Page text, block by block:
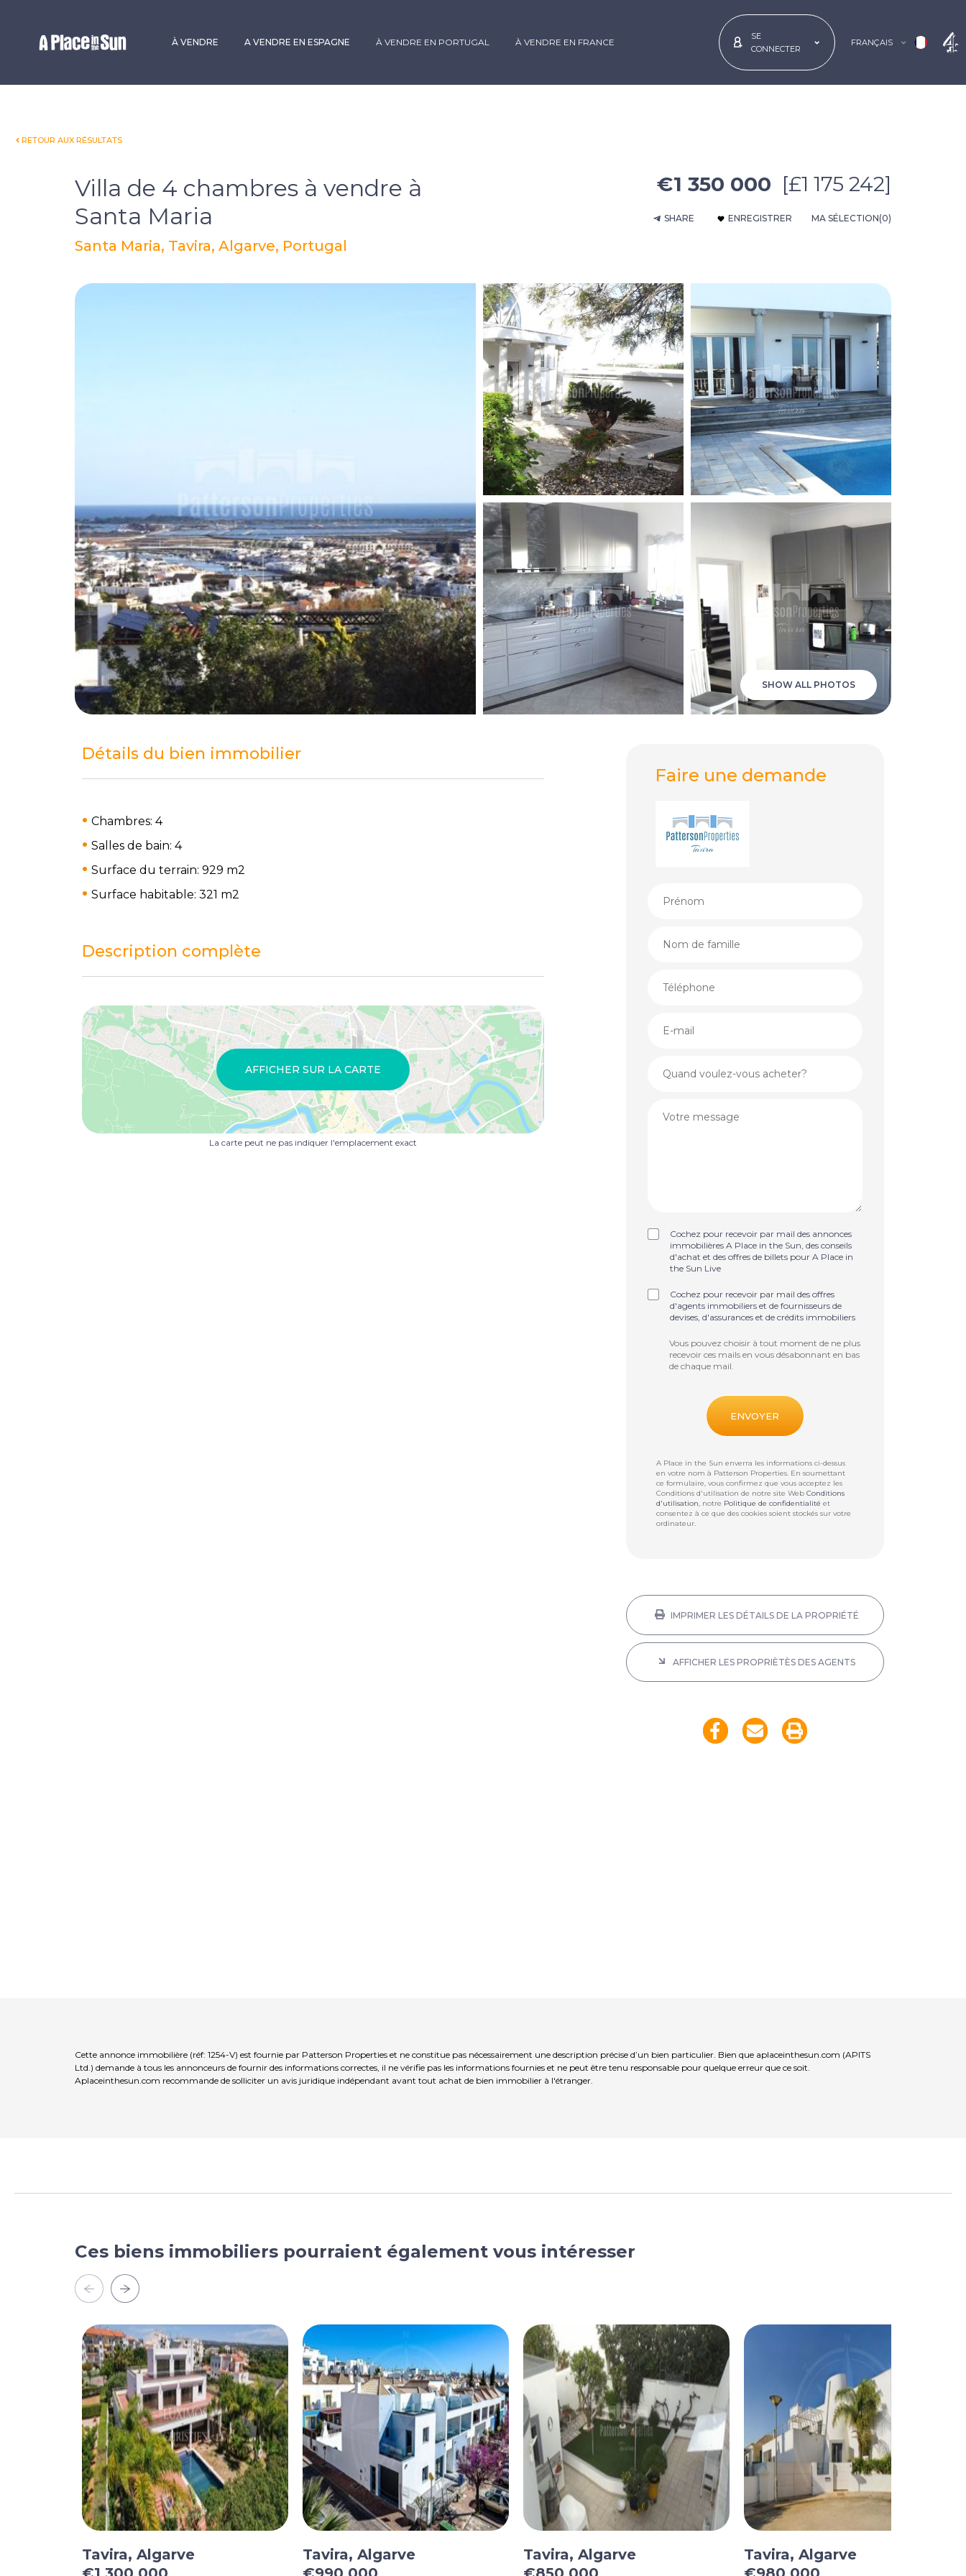
À VENDRE A VENDRE EN ESPAGNE À VENDRE EN PORTUGAL À VENDRE EN FRANCE
SE
CONNECTER
FRANÇAIS
RETOUR AUX RÉSULTATS
Villa de 4 chambres à vendre à
Santa Maria
Santa Maria, Tavira, Algarve, Portugal
€1 350 000 [£1 175 242]
SHARE ENREGISTRER MA SÉLECTION(0)
SHOW ALL PHOTOS
Détails du bien immobilier
Chambres: 4
Salles de bain: 4
Surface du terrain: 929 m2
Surface habitable: 321 m2
Description complète
AFFICHER SUR LA CARTE
La carte peut ne pas indiquer l'emplacement exact
Faire une demande
Cochez pour recevoir par mail des annonces
immobilières A Place in the Sun, des conseils
d'achat et des offres de billets pour A Place in
the Sun Live
Cochez pour recevoir par mail des offres
d'agents immobiliers et de fournisseurs de
devises, d'assurances et de crédits immobiliers
Vous pouvez choisir à tout moment de ne plus
recevoir ces mails en vous désabonnant en bas
de chaque mail.
A Place in the Sun enverra les informations ci-dessus
en votre nom à Patterson Properties. En soumettant
ce formulaire, vous confirmez que vous acceptez les
Conditions d'utilisation de notre site WebConditions
d'utilisation, notre Politique de confidentialité et
consentez à ce que des cookies soient stockés sur votre
ordinateur.
IMPRIMER LES DÉTAILS DE LA PROPRIÉTÉ
AFFICHER LES PROPRIÈTÈS DES AGENTS
Cette annonce immobilière (réf: 1254-V) est fournie par Patterson Properties et ne constitue pas nécessairement une description précise d’un bien particulier. Bien que aplaceinthesun.com (APITS
Ltd.) demande à tous les annonceurs de fournir des informations correctes, il ne vérifie pas les informations fournies et ne peut être tenu responsable pour quelque erreur que ce soit.
Aplaceinthesun.com recommande de solliciter un avis juridique indépendant avant tout achat de bien immobilier à l'étranger.
Ces biens immobiliers pourraient également vous intéresser
Tavira, Algarve
Tavira, Algarve
Tavira, Algarve
Tavira, Algarve